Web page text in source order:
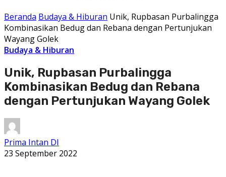
Beranda Budaya & Hiburan Unik, Rupbasan Purbalingga
Kombinasikan Bedug dan Rebana dengan Pertunjukan
Wayang Golek
Budaya & Hiburan
Unik, Rupbasan Purbalingga
Kombinasikan Bedug dan Rebana
dengan Pertunjukan Wayang Golek
Prima Intan DI
23 September 2022